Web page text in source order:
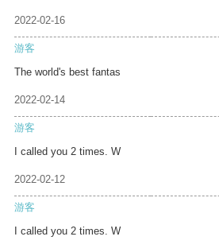
2022-02-16
游客
The world's best fantas
2022-02-14
游客
I called you 2 times. W
2022-02-12
游客
I called you 2 times. W